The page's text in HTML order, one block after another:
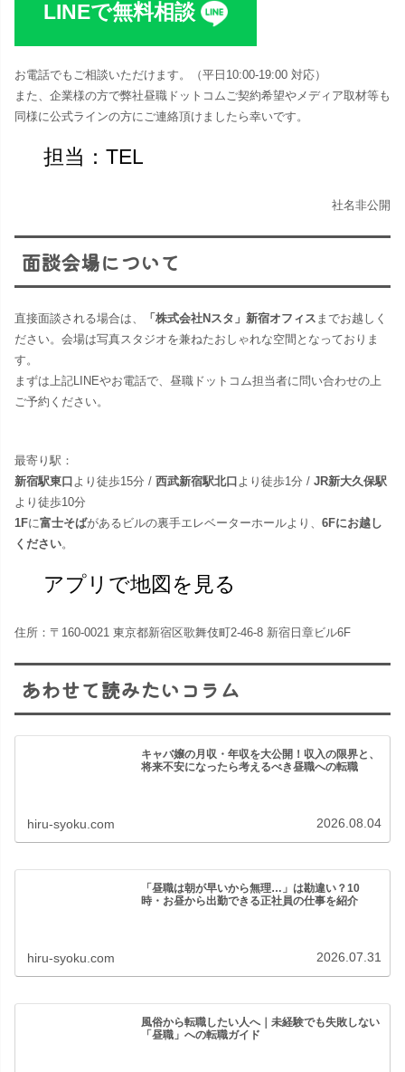
LINEで無料相談
お電話でもご相談いただけます。（平日10:00-19:00 対応​）
また、企業様の方で弊社昼職ドットコムご契約希望やメディア取材等も
同様に公式ラインの方にご連絡頂けましたら幸いです。
担当：TEL
社名非公開
面談会場について
直接面談される場合は、 「株式会社Nスタ」新宿オフィス までお越しく
ださい。​会場は写真スタジオを兼ねたおしゃれな空間となっておりま
す。
まずは上記LINEやお電話で、昼職ドットコム担当者に問い合わせの上
ご予約ください。
最寄り駅：
新宿駅東口 より徒歩15分 / 西武新宿駅北口 より徒歩1分 / JR新大久保駅
より徒歩10分
1Fに富士そばがあるビルの裏手エレベーターホールより、 6Fにお越し
ください。
アプリで地図を見る
住所：〒160-0021 東京都新宿区歌舞伎町2-46-8 新宿日章ビル6F
あわせて読みたいコラム
キャバ嬢の月収・年収を大公開！収入の限界と、
将来不安になったら考えるべき昼職への転職
hiru-syoku.com 2026.08.04
「昼職は朝が早いから無理…」は勘違い？10
時・お昼から出勤できる正社員の仕事を紹介
hiru-syoku.com 2026.07.31
風俗から転職したい人へ｜未経験でも失敗しない
「昼職」への転職ガイド